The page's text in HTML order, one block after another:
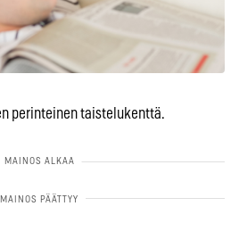
perinteinen taistelukenttä.